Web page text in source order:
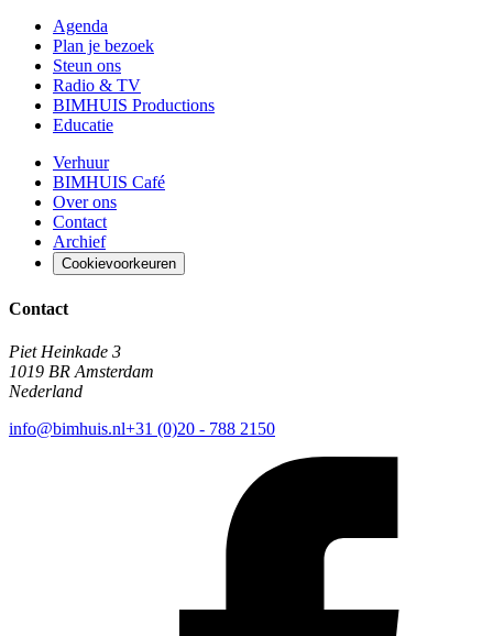
Agenda
Plan je bezoek
Steun ons
Radio & TV
BIMHUIS Productions
Educatie
Verhuur
BIMHUIS Café
Over ons
Contact
Archief
Cookievoorkeuren
Contact
Piet Heinkade 3
1019 BR Amsterdam
Nederland
info@bimhuis.nl+31 (0)20 - 788 2150